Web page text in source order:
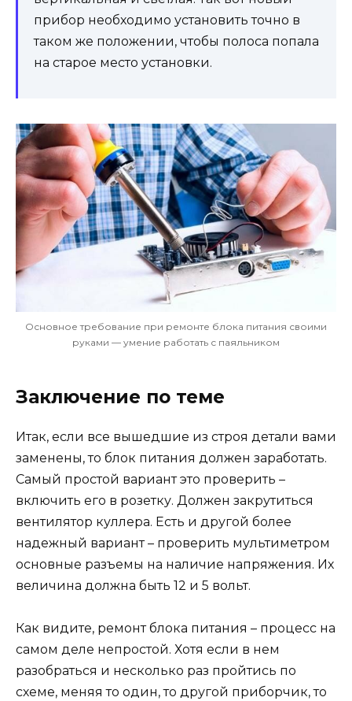
прибор необходимо установить точно в
таком же положении, чтобы полоса попала
на старое место установки.
Основное требование при ремонте блока питания своими
руками — умение работать с паяльником
Заключение по теме
Итак, если все вышедшие из строя детали вами
заменены, то блок питания должен заработать.
Самый простой вариант это проверить –
включить его в розетку. Должен закрутиться
вентилятор куллера. Есть и другой более
надежный вариант – проверить мультиметром
основные разъемы на наличие напряжения. Их
величина должна быть 12 и 5 вольт.
Как видите, ремонт блока питания – процесс на
самом деле непростой. Хотя если в нем
разобраться и несколько раз пройтись по
схеме, меняя то один, то другой приборчик, то